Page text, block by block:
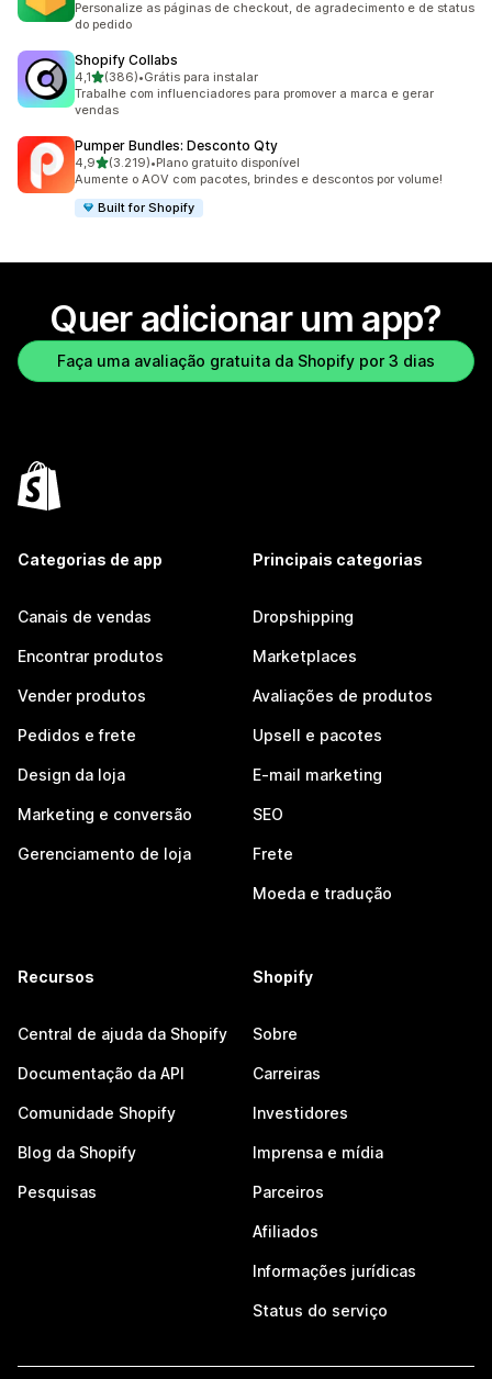
Personalize as páginas de checkout, de agradecimento e de status
do pedido
Shopify Collabs
4,1de 5 estrelas
(386)
386 avaliações ao todo
•Grátis para instalar
Trabalhe com influenciadores para promover a marca e gerar
vendas
Pumper Bundles: Desconto Qty
4,9de 5 estrelas
(3.219)
3219 avaliações ao todo
•Plano gratuito disponível
Aumente o AOV com pacotes, brindes e descontos por volume!
Built for Shopify
Quer adicionar um app?
Faça uma avaliação gratuita da Shopify por 3 dias
Categorias de app
Canais de vendas
Encontrar produtos
Vender produtos
Pedidos e frete
Design da loja
Marketing e conversão
Gerenciamento de loja
Principais categorias
Dropshipping
Marketplaces
Avaliações de produtos
Upsell e pacotes
E-mail marketing
SEO
Frete
Moeda e tradução
Recursos
Central de ajuda da Shopify
Documentação da API
Comunidade Shopify
Blog da Shopify
Pesquisas
Shopify
Sobre
Carreiras
Investidores
Imprensa e mídia
Parceiros
Afiliados
Informações jurídicas
Status do serviço